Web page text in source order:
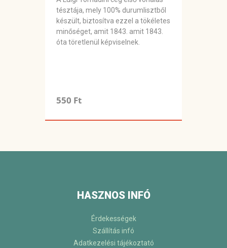
tésztája, mely 100% durumlisztből
készült, biztosítva ezzel a tökéletes
minőséget, amit 1843. amit 1843.
óta töretlenül képviselnek.
550 Ft
HASZNOS INFÓ
Érdekességek
Szállítás infó
Adatkezelési tájékoztató